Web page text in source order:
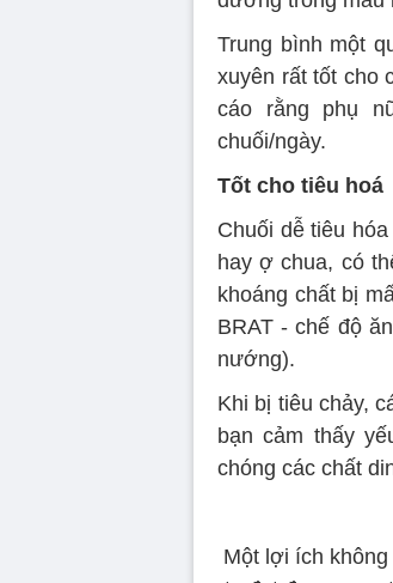
Trung bình một
xuyên rất tốt cho
cáo rằng phụ
chuối/ngày.
Tốt cho tiêu hoá
Chuối dễ tiêu
hay ợ chua, có
khoáng chất bị
BRAT - chế độ
nướng).
Khi bị tiêu chảy,
bạn cảm thấy
chóng các chất
Một lợi ích